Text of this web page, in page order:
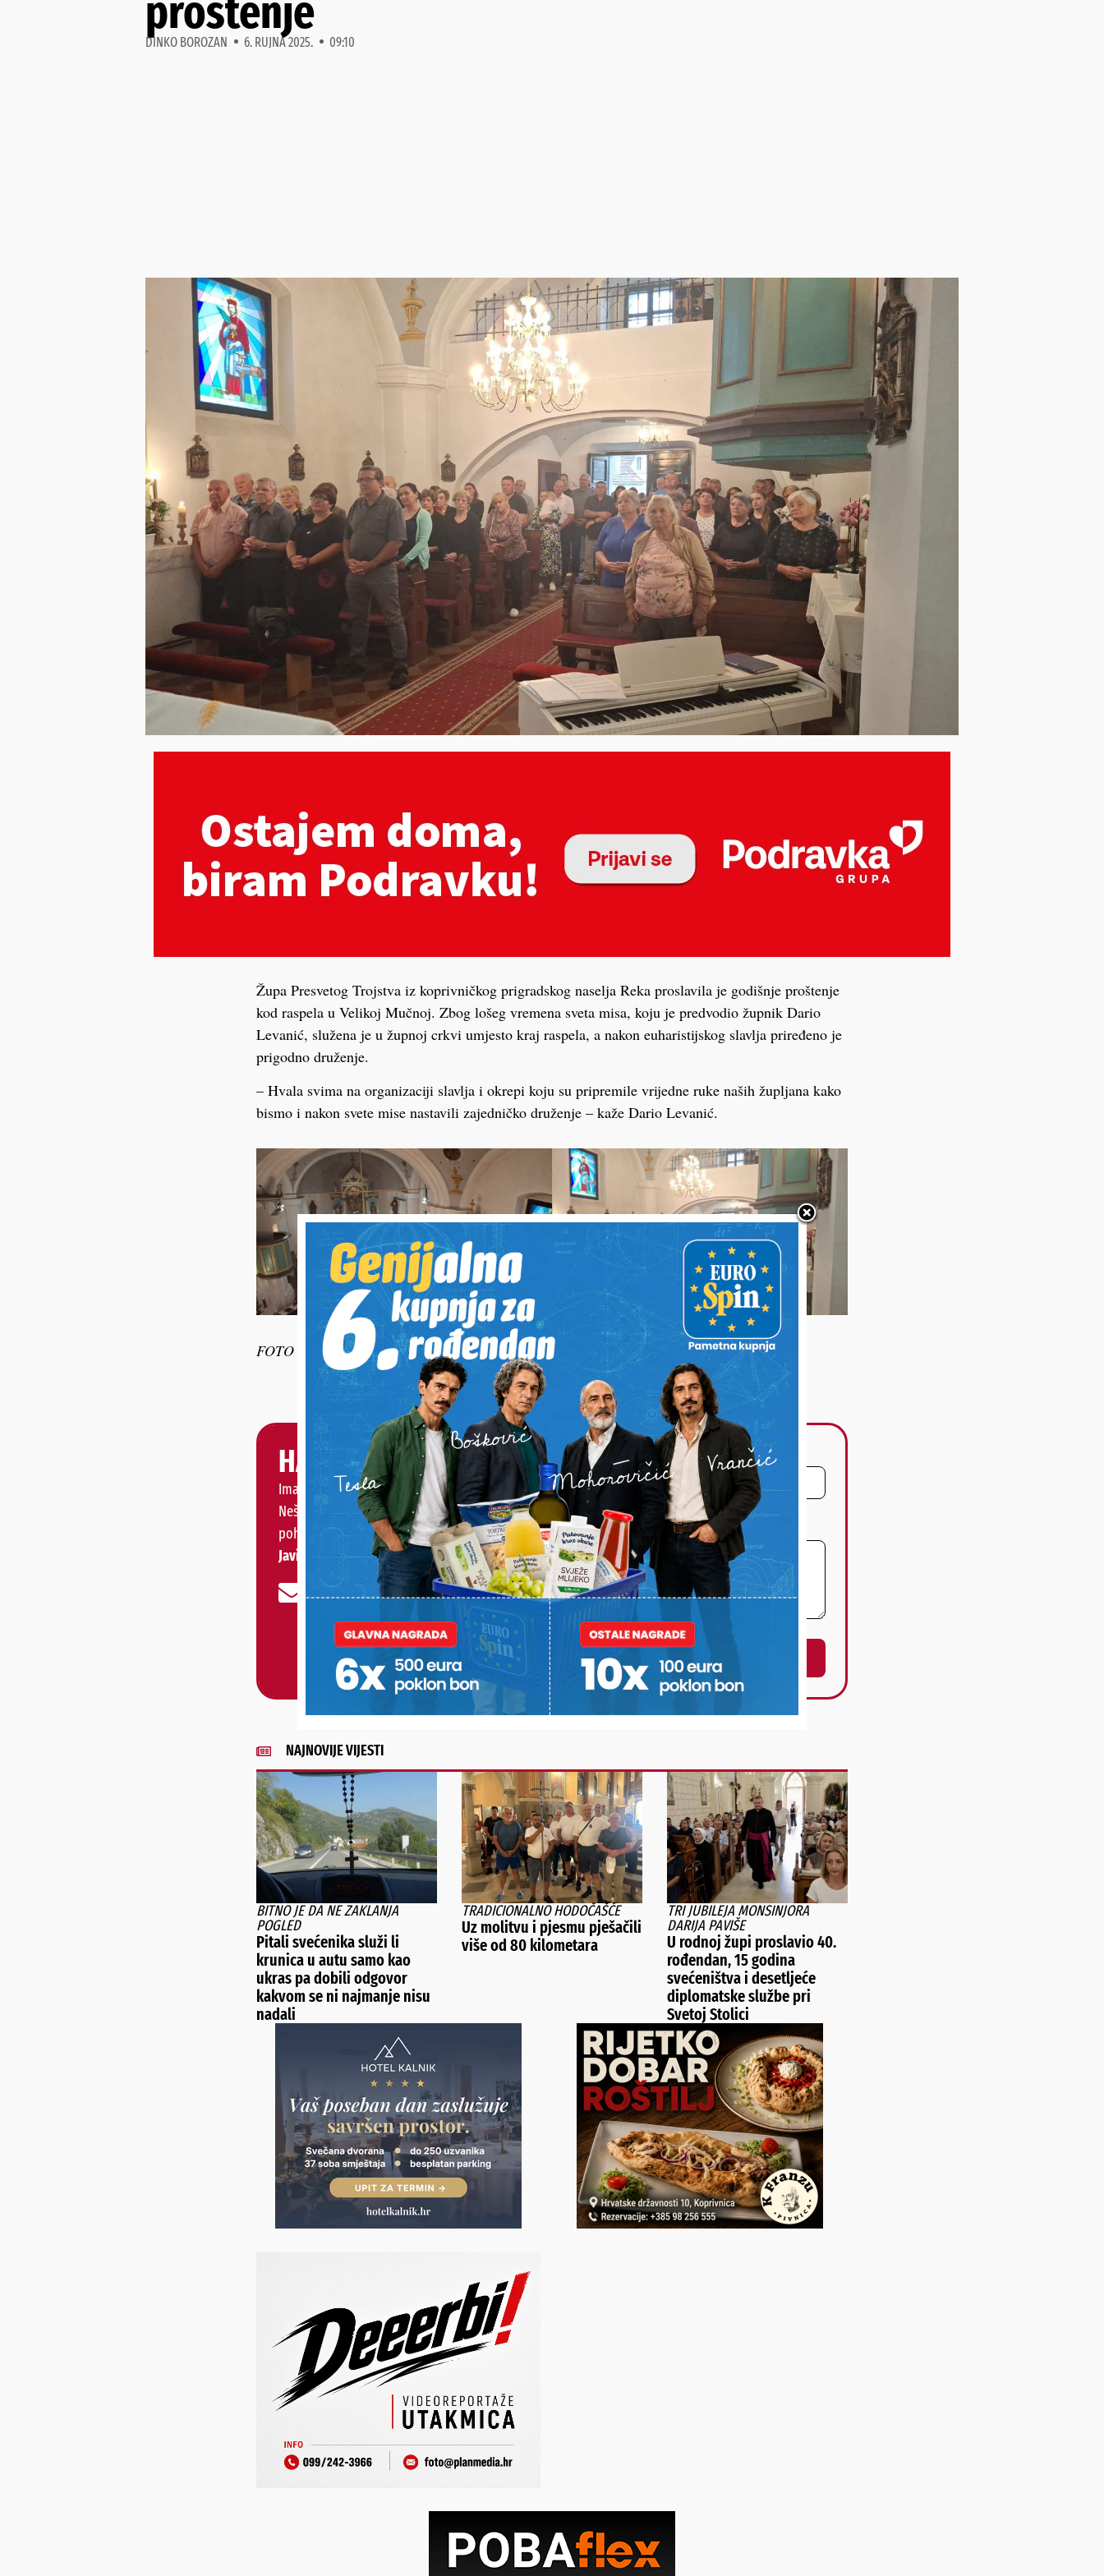
proštenje
DINKO BOROZAN 6. RUJNA 2025. 09:10
Župa Presvetog Trojstva iz koprivničkog prigradskog naselja Reka proslavila je godišnje proštenje
kod raspela u Velikoj Mučnoj. Zbog lošeg vremena sveta misa, koju je predvodio župnik Dario
Levanić, služena je u župnoj crkvi umjesto kraj raspela, a nakon euharistijskog slavlja priređeno je
prigodno druženje.
– Hvala svima na organizaciji slavlja i okrepi koju su pripremile vrijedne ruke naših župljana kako
bismo i nakon svete mise nastavili zajedničko druženje – kaže Dario Levanić.
FOTO Župa Reka
HALO, PODRAVSKI!
Imate priču, vijest, fotku ili video?
Nešto vas muči ili želite nešto/nekoga
pohvaliti?
Javite nam se!
Vaš email
Poruka
POŠALJI
Alternative:
NAJNOVIJE VIJESTI
BITNO JE DA NE ZAKLANJA
POGLED
Pitali svećenika služi li
krunica u autu samo kao
ukras pa dobili odgovor
kakvom se ni najmanje nisu
nadali
TRADICIONALNO HODOČAŠĆE
Uz molitvu i pjesmu pješačili
više od 80 kilometara
TRI JUBILEJA MONSINJORA
DARIJA PAVIŠE
U rodnoj župi proslavio 40.
rođendan, 15 godina
svećeništva i desetljeće
diplomatske službe pri
Svetoj Stolici